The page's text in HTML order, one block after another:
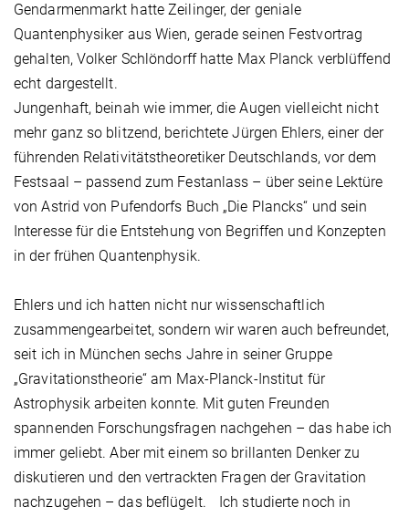
Gendarmenmarkt hatte Zeilinger, der geniale
Quantenphysiker aus Wien, gerade seinen Festvortrag
gehalten, Volker Schlöndorff hatte Max Planck verblüffend
echt dargestellt.
Jungenhaft, beinah wie immer, die Augen vielleicht nicht
mehr ganz so blitzend, berichtete Jürgen Ehlers, einer der
führenden Relativitätstheoretiker Deutschlands, vor dem
Festsaal – passend zum Festanlass – über seine Lektüre
von Astrid von Pufendorfs Buch „Die Plancks“ und sein
Interesse für die Entstehung von Begriffen und Konzepten
in der frühen Quantenphysik.
Ehlers und ich hatten nicht nur wissenschaftlich
zusammengearbeitet, sondern wir waren auch befreundet,
seit ich in München sechs Jahre in seiner Gruppe
„Gravitationstheorie“ am Max-Planck-Institut für
Astrophysik arbeiten konnte. Mit guten Freunden
spannenden Forschungsfragen nachgehen – das habe ich
immer geliebt. Aber mit einem so brillanten Denker zu
diskutieren und den vertrackten Fragen der Gravitation
nachzugehen – das beflügelt. Ich studierte noch in